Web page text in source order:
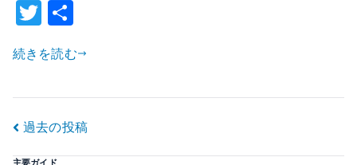
本
設
定
CA
T
w
it
te
r
続きを読む
投
過去の投稿
主要ガイド